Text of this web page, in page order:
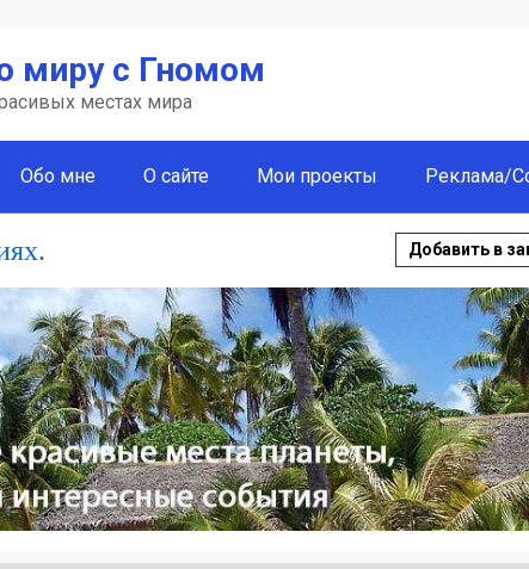
миру с Гномом
местах мира
Обо мне О сайте Мои проекты Реклама/
Добавить в